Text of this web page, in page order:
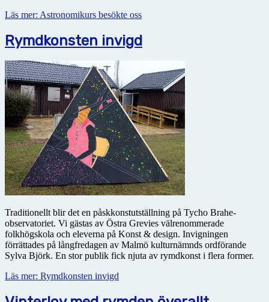
Läs mer: Astronomikurs besökte oss
Rymdkonsten invigd
Traditionellt blir det en påskkonstutställning på Tycho Brahe-
observatoriet. Vi gästas av Östra Grevies välrenommerade
folkhögskola och eleverna på Konst & design. Invigningen
förrättades på långfredagen av Malmö kulturnämnds ordförande
Sylva Björk. En stor publik fick njuta av rymdkonst i flera former.
Läs mer: Rymdkonsten invigd